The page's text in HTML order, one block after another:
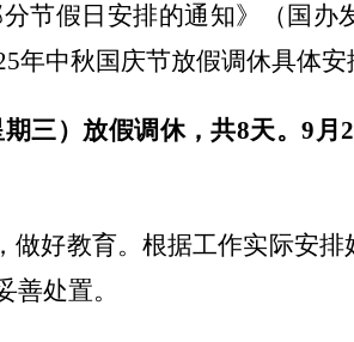
分节假日安排的通知》（国办
年中秋国庆节放假调休具体安
三）放假调休，共8天。9月
做好教育。 根据工作实际安排
善处置。